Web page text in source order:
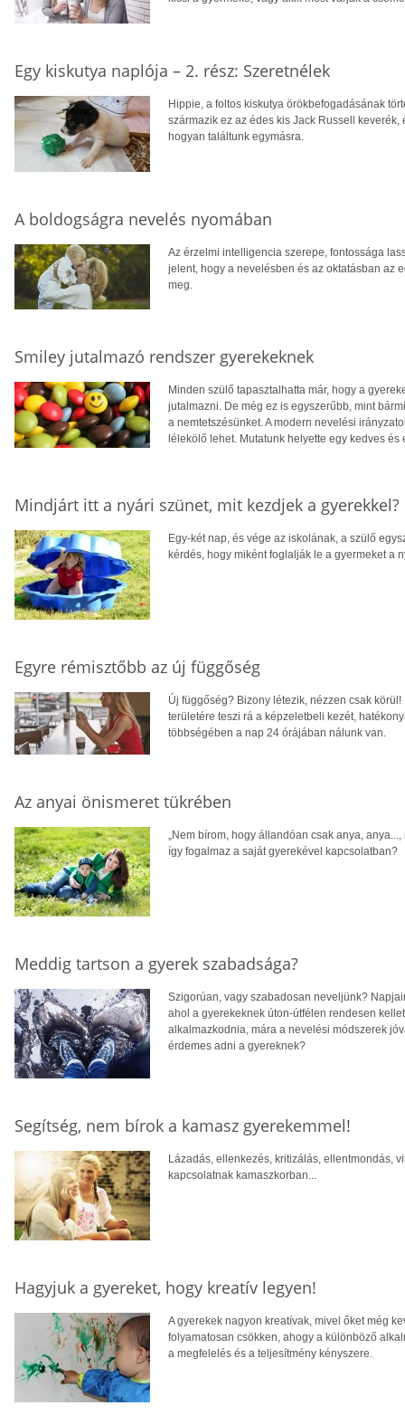
Egy kiskutya naplója – 2. rész: Szeretnélek
Hippie, a foltos kiskutya örökbefogadásának
származik ez az édes kis Jack Russell
hogyan találtunk egymásra.
A boldogságra nevelés nyomában
Az érzelmi intelligencia szerepe, fontossága
jelent, hogy a nevelésben és az oktatásban az
meg.
Smiley jutalmazó rendszer gyerekeknek
Minden szülő tapasztalhatta már, hogy a
jutalmazni. De még ez is egyszerűbb, mint
a nemtetszésünket. A modern nevelési
lélekölő lehet. Mutatunk helyette egy kedves és
Mindjárt itt a nyári szünet, mit kezdjek a gyerekkel?
Egy-két nap, és vége az iskolának, a szülő
kérdés, hogy miként foglalják le a gyermeket a
Egyre rémisztőbb az új függőség
Új függőség? Bizony létezik, nézzen csak
területére teszi rá a képzeletbeli kezét,
többségében a nap 24 órájában nálunk van.
Az anyai önismeret tükrében
„Nem bírom, hogy állandóan csak anya,
így fogalmaz a saját gyerekével kapcsolatban?
Meddig tartson a gyerek szabadsága?
Szigorúan, vagy szabadosan neveljünk?
ahol a gyerekeknek úton-útfélen rendesen
alkalmazkodnia, mára a nevelési módszerek
érdemes adni a gyereknek?
Segítség, nem bírok a kamasz gyerekemmel!
Lázadás, ellenkezés, kritizálás, ellentmondás,
kapcsolatnak kamaszkorban...
Hagyjuk a gyereket, hogy kreatív legyen!
A gyerekek nagyon kreatívak, mivel őket még
folyamatosan csökken, ahogy a különböző
a megfelelés és a teljesítmény kényszere.